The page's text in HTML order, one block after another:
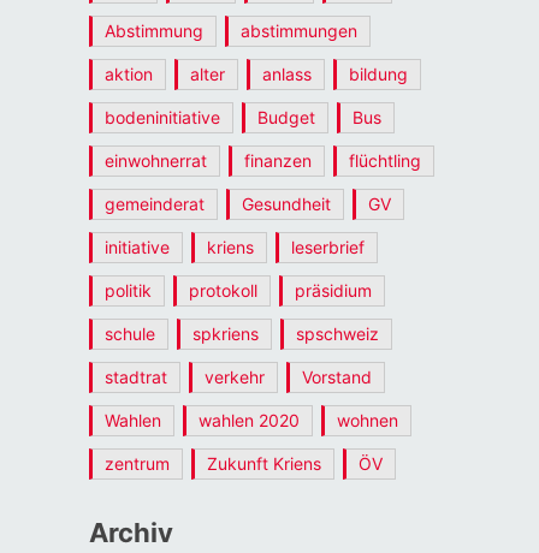
Abstimmung abstimmungen
aktion alter anlass bildung
bodeninitiative Budget Bus
einwohnerrat finanzen flüchtling
gemeinderat Gesundheit GV
initiative kriens leserbrief
politik protokoll präsidium
schule spkriens spschweiz
stadtrat verkehr Vorstand
Wahlen wahlen 2020 wohnen
zentrum Zukunft Kriens ÖV
Archiv